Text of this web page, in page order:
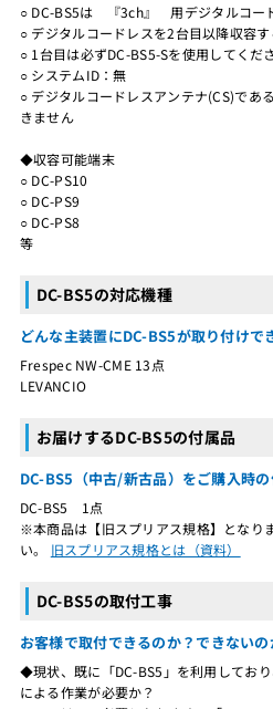
○ DC-BS5は 『3ch』 用デジタルコー
○ デジタルコードレスを2台目以降収容
○ 1台目は必ずDC-BS5-Sを使用してくだ
○ システムID：無
○ デジタルコードレスアンテナ(CS)であ
きません
◆収容可能端末
○ DC-PS10
○ DC-PS9
○ DC-PS8
等
DC-BS5の対応機種
どんな主装置にDC-BS5が取り付けで
Frespec NW-CME 13点
LEVANCIO
お届けするDC-BS5の付属品
DC-BS5（中古/新古品）をご購入時
DC-BS5 1点
※本商品は【旧スプリアス規格】となり
い。 旧スプリアス規格とは（資料）
DC-BS5の取付工事
お客様で取付できるのか？できない
◆現状、既に「DC-BS5」を利用してお
による作業が必要か？